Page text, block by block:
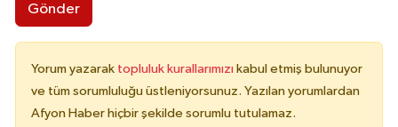
Gönder
Yorum yazarak topluluk kurallarımızı kabul etmiş bulunuyor
ve tüm sorumluluğu üstleniyorsunuz. Yazılan yorumlardan
Afyon Haber hiçbir şekilde sorumlu tutulamaz.